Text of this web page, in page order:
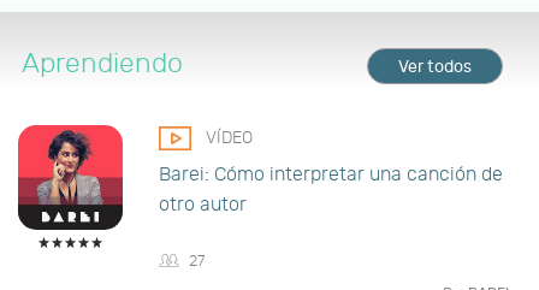
Aprendiendo Ver todos
VÍDEO
Barei: Cómo interpretar una canción de
otro autor
27